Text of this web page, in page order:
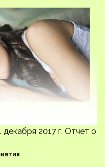
декабря 2017 г. Отчет о